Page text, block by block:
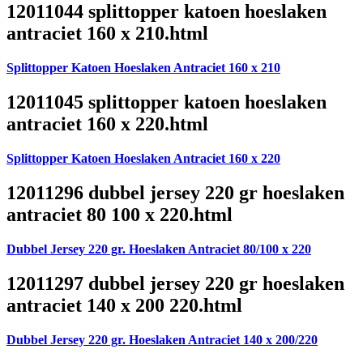
12011044 splittopper katoen hoeslaken
antraciet 160 x 210.html
Splittopper Katoen Hoeslaken Antraciet 160 x 210
12011045 splittopper katoen hoeslaken
antraciet 160 x 220.html
Splittopper Katoen Hoeslaken Antraciet 160 x 220
12011296 dubbel jersey 220 gr hoeslaken
antraciet 80 100 x 220.html
Dubbel Jersey 220 gr. Hoeslaken Antraciet 80/100 x 220
12011297 dubbel jersey 220 gr hoeslaken
antraciet 140 x 200 220.html
Dubbel Jersey 220 gr. Hoeslaken Antraciet 140 x 200/220